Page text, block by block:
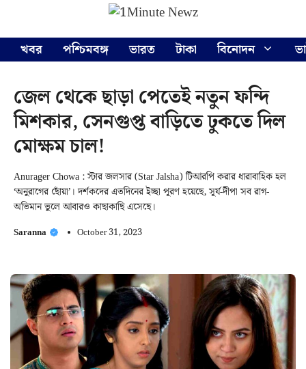
content
খবর
পশ্চিমবঙ্গ ভারত টাকা বিনোদন
জেল থেকে ছাড়া পেতেই নতুন ফন্দি
মিশকার, সেনগুপ্ত বাড়িতে ঢুকতে দিল
মোক্ষম চাল!
Anurager Chowa : স্টার জলসার (Star Jalsha) টিআরপি করার ধারাবাহিক হল
‘অনুরাগের ছোঁয়া’। দর্শকদের এতদিনের ইচ্ছা পূরণ হয়েছে, সূর্য-দীপা সব রাগ-
অভিমান ভুলে আবারও কাছাকাছি এসেছে।
Saranna October 31, 2023